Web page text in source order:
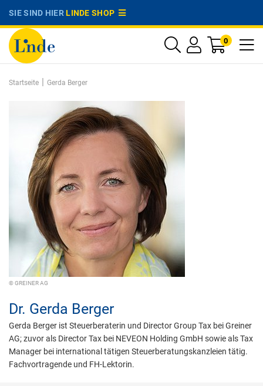
SIE SIND HIERLINDE SHOP
0
Startseite | Gerda Berger
© GREINER AG
Dr. Gerda Berger
Gerda Berger ist Steuerberaterin und Director Group Tax bei Greiner
AG; zuvor als Director Tax bei NEVEON Holding GmbH sowie als Tax
Manager bei international tätigen Steuerberatungskanzleien tätig.
Fachvortragende und FH-Lektorin.